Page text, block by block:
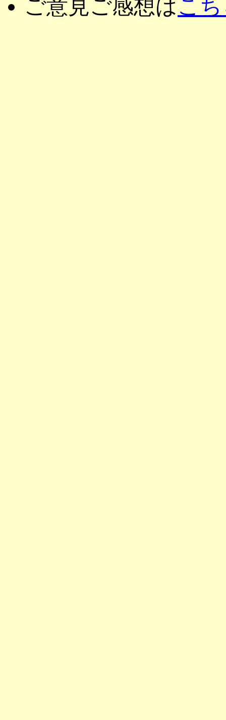
ご意見ご感想は こ